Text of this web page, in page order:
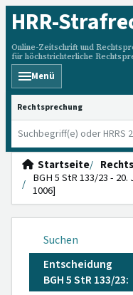
HRR-
Online-Zeitschrift und
für höchstrichterliche
Menü
HRRS durchsuchen
Startseite
BGH 5 StR 133/23 - 20.
1006]
Suchen
Entscheidung
BGH 5 StR 133/23: